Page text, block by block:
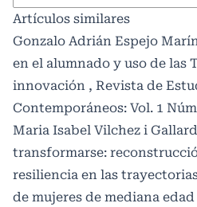
Artículos similares
Gonzalo Adrián Espejo
en el alumnado y uso de las
innovación , Revista de
Contemporáneos: Vol. 1
Maria Isabel Vilchez i
transformarse:
resiliencia en las
de mujeres de mediana edad